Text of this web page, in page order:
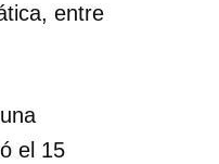
entre
el 15